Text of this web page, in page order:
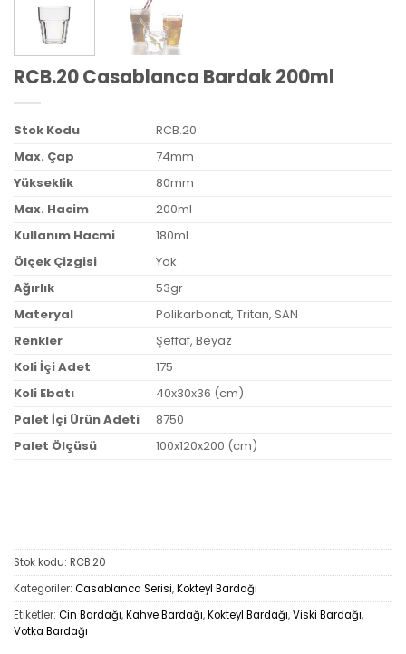
RCB.20 Casablanca Bardak 200ml
Stok Kodu
RCB.20
Max. Çap
74mm
Yükseklik
80mm
Max. Hacim
200ml
Kullanım Hacmi
180ml
Ölçek Çizgisi
Yok
Ağırlık
53gr
Materyal
Polikarbonat, Tritan, SAN
Renkler
Şeffaf, Beyaz
Koli İçi Adet
175
Koli Ebatı
40x30x36 (cm)
Palet İçi Ürün Adeti
8750
Palet Ölçüsü
100x120x200 (cm)
Stok kodu: RCB.20
Kategoriler: Casablanca Serisi,Kokteyl Bardağı
Etiketler: Cin Bardağı,Kahve Bardağı,Kokteyl Bardağı,Viski Bardağı,
Votka Bardağı